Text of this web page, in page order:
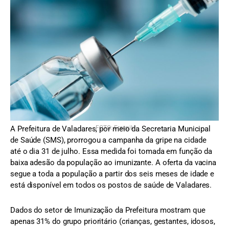
FOTO: Freepik
A Prefeitura de Valadares, por meio da Secretaria Municipal
de Saúde (SMS), prorrogou a campanha da gripe na cidade
até o dia 31 de julho. Essa medida foi tomada em função da
baixa adesão da população ao imunizante. A oferta da vacina
segue a toda a população a partir dos seis meses de idade e
está disponível em todos os postos de saúde de Valadares.
Dados do setor de Imunização da Prefeitura mostram que
apenas 31% do grupo prioritário (crianças, gestantes, idosos,